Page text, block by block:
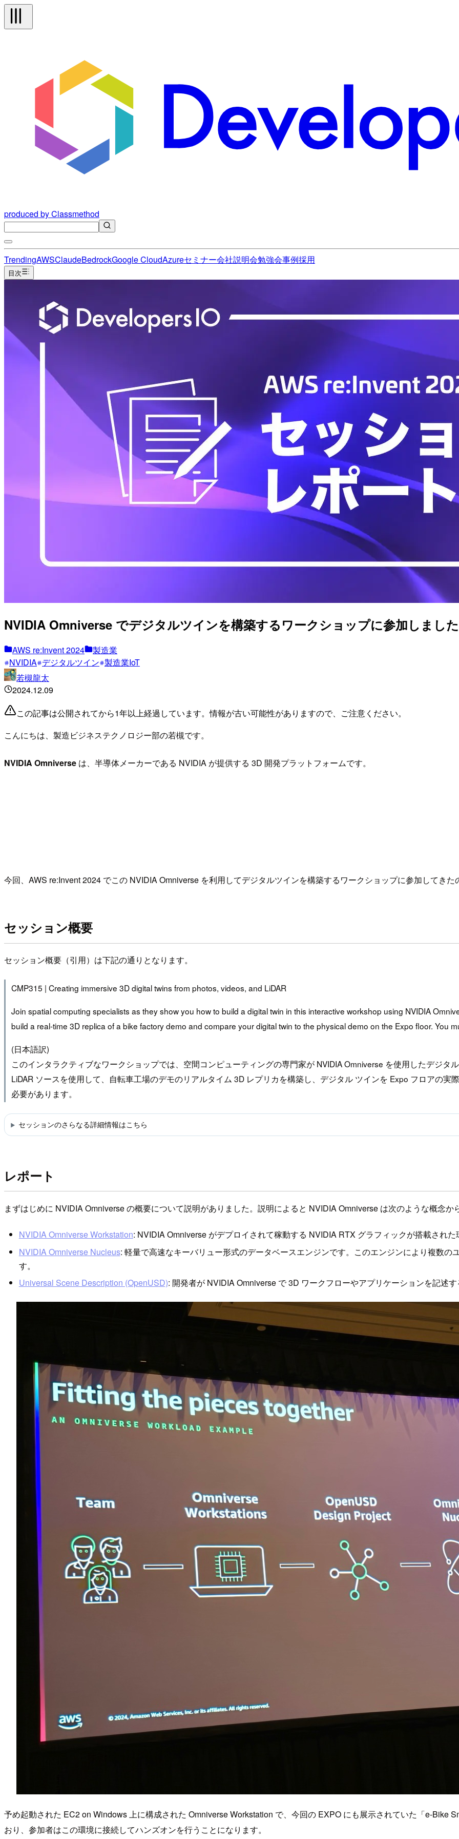
produced by Classmethod
TrendingAWSClaudeBedrockGoogle CloudAzureセミナー会社説明会勉強会事例採用
目次
NVIDIA Omniverse でデジタルツインを構築するワークショップに参加しまし
AWS re:Invent 2024
製造業
NVIDIA デジタルツイン 製造業IoT
若槻龍太
2024.12.09
この記事は公開されてから1年以上経過しています。情報が古い可能性がありますので、ご注意ください。
こんにちは、製造ビジネステクノロジー部の若槻です。
NVIDIA Omniverse は、半導体メーカーである NVIDIA が提供する 3D 開発プラットフォームです。
今回、AWS re:Invent 2024 でこの NVIDIA Omniverse を利用してデジタルツインを構築するワークショップに参加してきた
セッション概要
セッション概要（引用）は下記の通りとなります。
CMP315 | Creating immersive 3D digital twins from photos, videos, and LiDAR
Join spatial computing specialists as they show you how to build a digital twin in this interactive workshop using NVIDIA
build a real-time 3D replica of a bike factory demo and compare your digital twin to the physical demo on the Expo floor. You
(日本語訳)
このインタラクティブなワークショップでは、空間コンピューティングの専門家が NVIDIA Omniverse を使用したデジタ
LiDAR ソースを使用して、自転車工場のデモのリアルタイム 3D レプリカを構築し、デジタル ツインを Expo フロアの実
必要があります。
セッションのさらなる詳細情報はこちら
レポート
まずはじめに NVIDIA Omniverse の概要について説明がありました。説明によると NVIDIA Omniverse は次のような概念か
NVIDIA Omniverse Workstation: NVIDIA Omniverse がデプロイされて稼動する NVIDIA RTX グラフィックが搭載された
NVIDIA Omniverse Nucleus: 軽量で高速なキーバリュー形式のデータベースエンジンです。このエンジンにより複数
す。
Universal Scene Description (OpenUSD): 開発者が NVIDIA Omniverse で 3D ワークフローやアプリケーションを記述す
予め起動された EC2 on Windows 上に構成された Omniverse Workstation で、今回の EXPO にも展示されていた「e-Bike
おり、参加者はこの環境に接続してハンズオンを行うことになります。